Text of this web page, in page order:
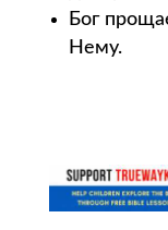
Бог
Нему.